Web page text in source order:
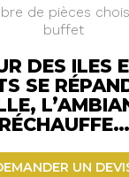
de pièces
buffet
DES ILES
SE
RÉCHAUFFE…
UN